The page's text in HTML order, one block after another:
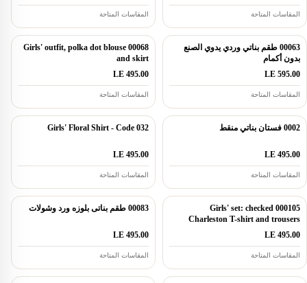
المقاسات المتاحة المقاسات المتاحة
00063 طقم بناتي وردي يدوي الصنع
بدون أكمام
LE 595.00
المقاسات المتاحة
00068 Girls' outfit, polka dot blouse
and skirt
LE 495.00
المقاسات المتاحة
0002 فستان بناتي منقط
LE 495.00
المقاسات المتاحة
032 Girls' Floral Shirt - Code
LE 495.00
المقاسات المتاحة
000105 Girls' set: checked
Charleston T-shirt and trousers
LE 495.00
المقاسات المتاحة
00083 طقم بناتى بلوزه ورد وشولات
LE 495.00
المقاسات المتاحة